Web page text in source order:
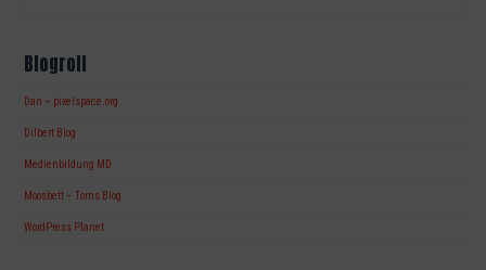
Blogroll
Dan – pixelspace.org
Dilbert Blog
Medienbildung MD
Moosbett – Toms Blog
WordPress Planet